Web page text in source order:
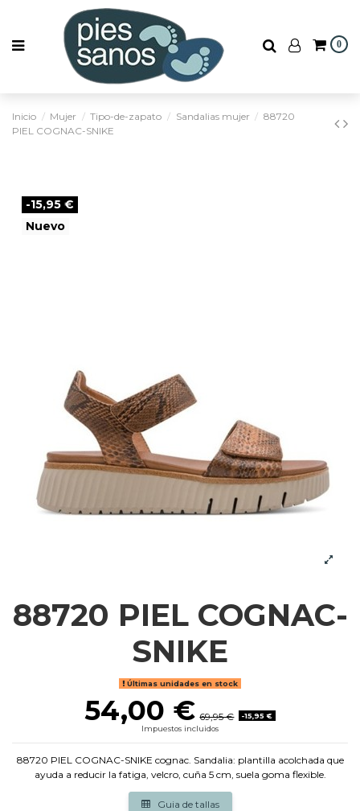
0
Inicio Mujer Tipo-de-zapato Sandalias mujer
88720
PIEL COGNAC-SNIKE
-15,95 €
Nuevo
88720 PIEL COGNAC-
SNIKE
Últimas unidades en stock
54,00 € 69,95 €
-15,95 €
Impuestos incluidos
88720 PIEL COGNAC-SNIKE cognac. Sandalia: plantilla acolchada que
ayuda a reducir la fatiga, velcro, cuña 5 cm, suela goma flexible.
Guia de tallas